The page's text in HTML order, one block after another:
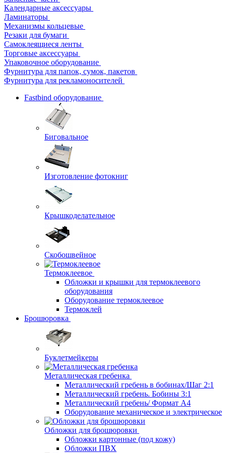
Календарные аксессуары
Ламинаторы
Механизмы кольцевые
Резаки для бумаги
Самоклеящиеся ленты
Торговые аксессуары
Упаковочное оборудование
Фурнитура для папок, сумок, пакетов
Фурнитура для рекламоносителей
Fastbind оборудование
Биговальное
Изготовление фотокниг
Крышкоделательное
Скобошвейное
Термоклеевое
Обложки и крышки для термоклеевого
оборудования
Оборудование термоклеевое
Термоклей
Брошюровка
Буклетмейкеры
Металлическая гребенка
Металлический гребень в бобинах/Шаг 2:1
Металлический гребень. Бобины 3:1
Металлический гребень/ Формат А4
Оборудование механическое и электрическое
Обложки для брошюровки
Обложки картонные (под кожу)
Обложки ПВХ